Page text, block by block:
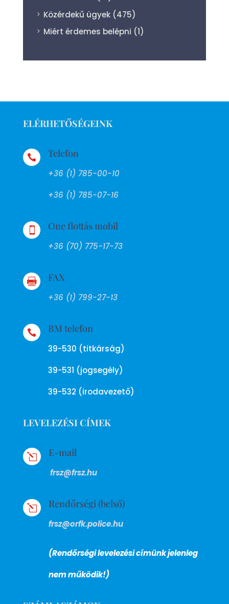
Közérdekű ügyek (475)
Miért érdemes belépni (1)
ELÉRHETŐSÉGEINK
 Telefon
+36 (1) 785-00-10
+36 (1) 785-07-16
 One flottás mobil
+36 (70) 775-17-73
 FAX
+36 (1) 799-27-13
 BM telefon
39-530 (titkárság)
39-531 (jogsegély)
39-532 (irodavezető)
LEVELEZÉSI CÍMEK
l E-mail
frsz@frsz.hu
l Rendőrségi (belső)
frsz@orfk.police.hu
(Rendőrségi levelezési címünk jelenleg
nem működik!)